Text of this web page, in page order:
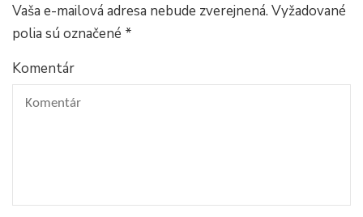
Vaša e-mailová adresa nebude zverejnená. Vyžadované
polia sú označené *
Komentár